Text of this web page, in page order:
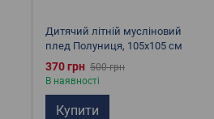
Дитячий літній мусліновий
плед Полуниця, 105х105 см
370 грн 500 грн
В наявності
Купити